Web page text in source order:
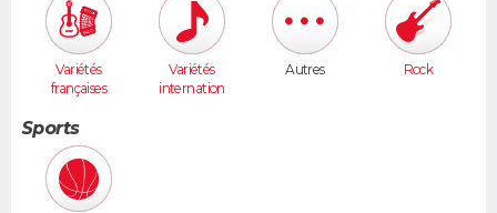
Variétés
françaises
Variétés
internation
Autres Rock
Sports